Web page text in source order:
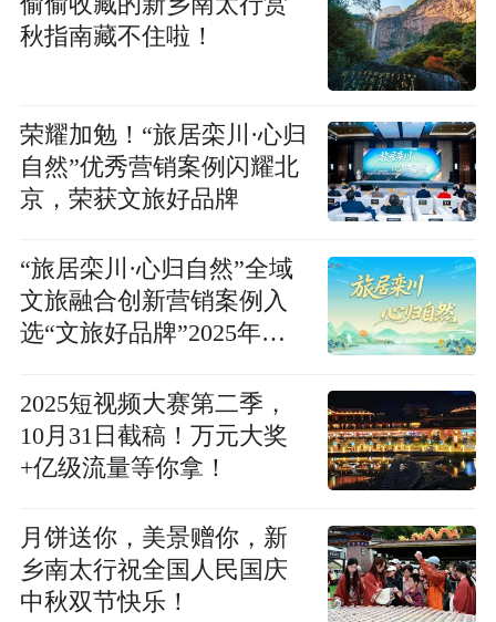
秋指南藏不住啦！
荣耀加勉！“旅居栾川·心归
自然”优秀营销案例闪耀北
京，荣获文旅好品牌
“旅居栾川·心归自然”全域
文旅融合创新营销案例入
选“文旅好品牌”2025年度
2025短视频大赛第二季，
10月31日截稿！万元大奖
+亿级流量等你拿！
月饼送你，美景赠你，新
乡南太行祝全国人民国庆
中秋双节快乐！